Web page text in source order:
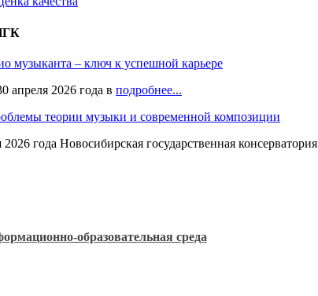
музыканта – ключ к успешной карьере
апреля 2026 года в подробнее...
теории музыки и современной композиции
года Новосибирская государственная консерватория
образовательная среда